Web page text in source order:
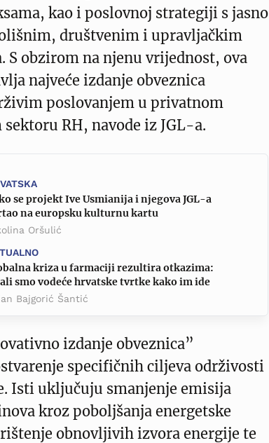
kao i poslovnoj strategiji s jasno
društvenim i upravljačkim
S obzirom na njenu vrijednost, ova
najveće izdanje obveznica
poslovanjem u privatnom
RH, navode iz JGL-a.
se projekt Ive Usmianija i njegova JGL-a
na europsku kulturnu kartu
Oršulić
kriza u farmaciji rezultira otkazima:
smo vodeće hrvatske tvrtke kako im ide
Bajgorić Šantić
izdanje obveznica”
specifičnih ciljeva održivosti
Isti uključuju smanjenje emisija
kroz poboljšanja energetske
obnovljivih izvora energije te